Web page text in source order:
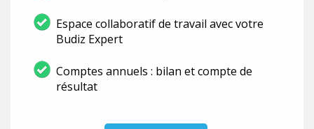
Espace collaboratif de travail avec votre
Budiz Expert
Comptes annuels : bilan et compte de
résultat